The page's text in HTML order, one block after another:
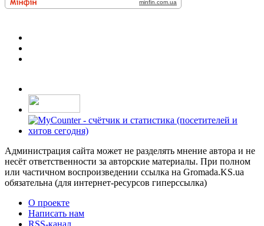
Администрация сайта может не разделять мнение автора и не
несёт ответственности за авторские материалы. При полном
или частичном воспроизведении ссылка на Gromada.KS.ua
обязательна (для интернет-ресурсов гиперссылка)
О проекте
Написать нам
RSS-канал